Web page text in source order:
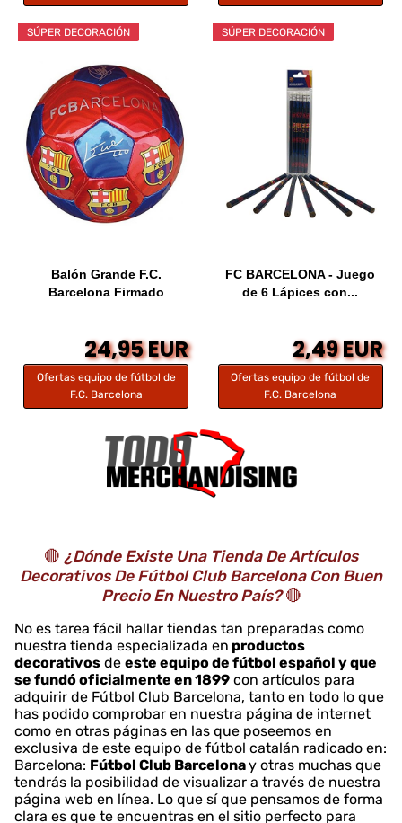
SÚPER DECORACIÓN
Balón Grande F.C.
Barcelona Firmado
24,95 EUR
Ofertas equipo de fútbol de
F.C. Barcelona
SÚPER DECORACIÓN
FC BARCELONA - Juego
de 6 Lápices con...
2,49 EUR
Ofertas equipo de fútbol de
F.C. Barcelona
🔴 ¿Dónde Existe Una Tienda De Artículos
Decorativos De Fútbol Club Barcelona Con Buen
Precio En Nuestro País?🔴
No es tarea fácil hallar tiendas tan preparadas como
nuestra tienda especializada en productos
decorativos de este equipo de fútbol español y que
se fundó oficialmente en 1899 con artículos para
adquirir de Fútbol Club Barcelona, tanto en todo lo que
has podido comprobar en nuestra página de internet
como en otras páginas en las que poseemos en
exclusiva de este equipo de fútbol catalán radicado en:
Barcelona: Fútbol Club Barcelonay otras muchas que
tendrás la posibilidad de visualizar a través de nuestra
página web en línea. Lo que sí que pensamos de forma
clara es que te encuentras en el sitio perfecto para